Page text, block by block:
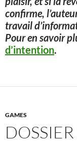
confirme,
travail
Pour en savoir
d’intention.
GAMES